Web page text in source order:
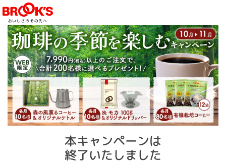
本キャンペーンは
終了いたしました